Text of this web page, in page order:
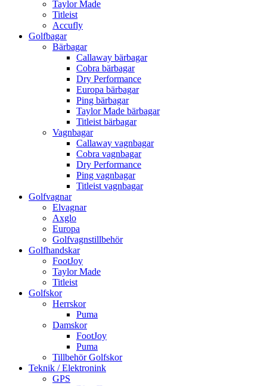
Taylor Made
Titleist
Accufly
Golfbagar
Bärbagar
Callaway bärbagar
Cobra bärbagar
Dry Performance
Europa bärbagar
Ping bärbagar
Taylor Made bärbagar
Titleist bärbagar
Vagnbagar
Callaway vagnbagar
Cobra vagnbagar
Dry Performance
Ping vagnbagar
Titleist vagnbagar
Golfvagnar
Elvagnar
Axglo
Europa
Golfvagnstillbehör
Golfhandskar
FootJoy
Taylor Made
Titleist
Golfskor
Herrskor
Puma
Damskor
FootJoy
Puma
Tillbehör Golfskor
Teknik / Elektronink
GPS